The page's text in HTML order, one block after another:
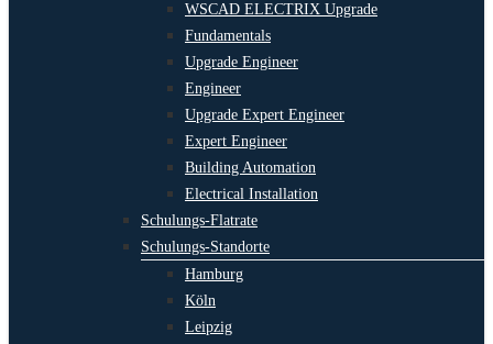
WSCAD ELECTRIX Upgrade
Fundamentals
Upgrade Engineer
Engineer
Upgrade Expert Engineer
Expert Engineer
Building Automation
Electrical Installation
Schulungs-Flatrate
Schulungs-Standorte
Hamburg
Köln
Leipzig